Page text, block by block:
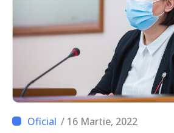
/ 16 Martie, 2022